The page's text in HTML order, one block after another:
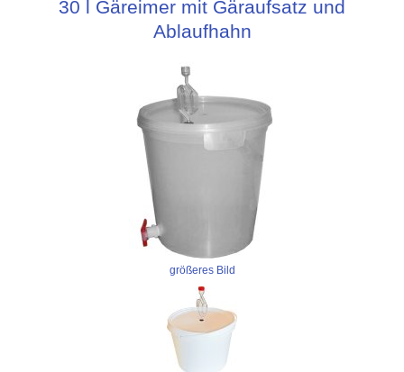
30 l Gäreimer mit Gäraufsatz und
Ablaufhahn
größeres Bild